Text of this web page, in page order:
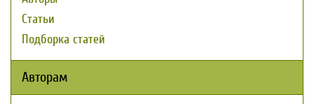
Статьи
Подборка статей
Авторам